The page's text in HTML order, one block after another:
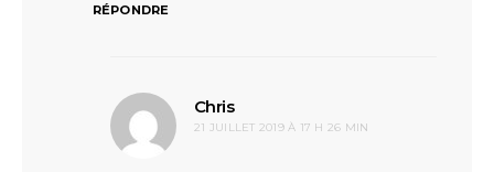
RÉPONDRE
Chrisdit :
21 JUILLET 2019 À 17 H 26 MIN